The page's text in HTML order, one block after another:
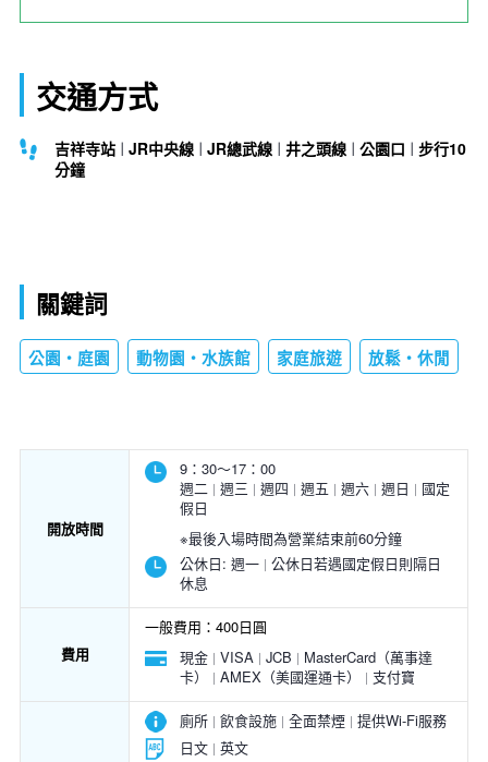
交通方式
吉祥寺站 JR中央線 JR總武線 井之頭線 公園口
步行10
分鐘
關鍵詞
公園・庭園 動物園・水族館 家庭旅遊 放鬆・休閒
開放時間
9：30～17：00
週二 週三 週四 週五 週六 週日
國定
假日
※最後入場時間為營業結束前60分鐘
公休日: 週一 公休日若遇國定假日則隔日
休息
費用
一般費用：400日圓
現金 VISA JCB
MasterCard（萬事達
卡）
AMEX（美國運通卡） 支付寶
廁所 飲食設施 全面禁煙 提供Wi-Fi服務
日文 英文